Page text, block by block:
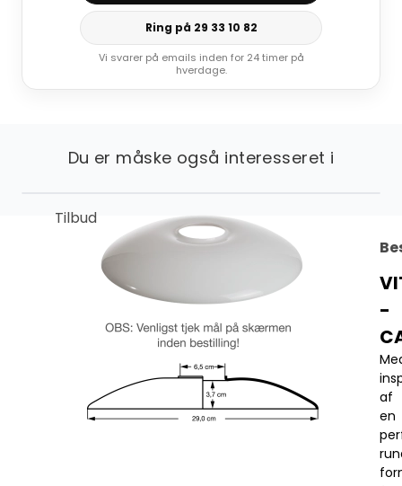
Ring på 29 33 10 82
Vi svarer på emails inden for 24 timer på
hverdage.
Du er måske også interesseret i
Tilbud
V
-
af
en